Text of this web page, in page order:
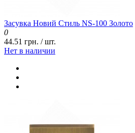
Засувка Новий Стиль NS-100 Золото
0
44.51 грн. / шт.
Нет в наличии